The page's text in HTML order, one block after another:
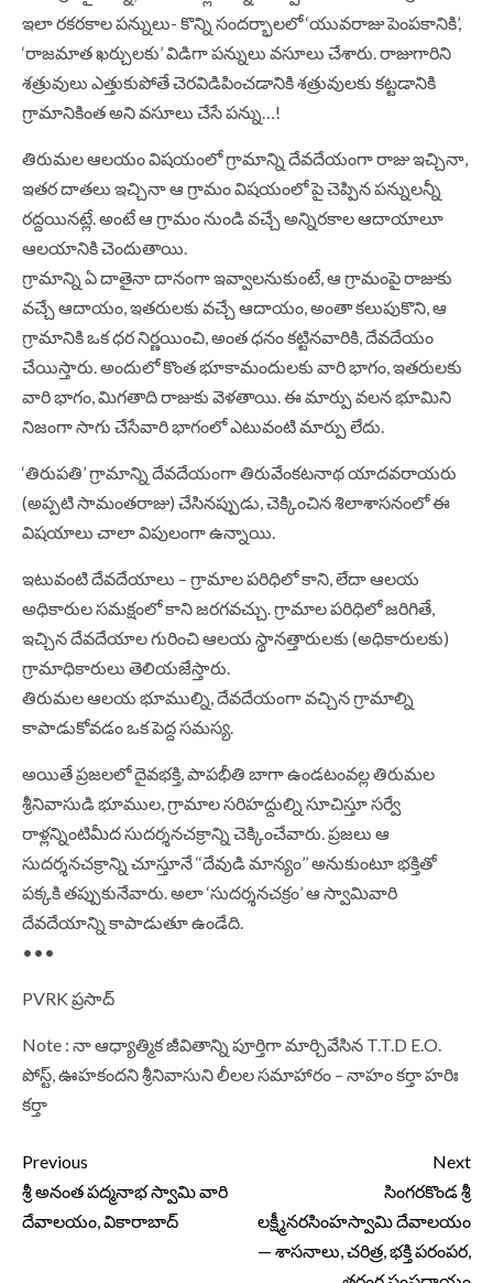
ఇలా రకరకాల పన్నులు- కొన్ని సందర్భాలలో ‘యువరాజు పెంపకానికి’,
‘రాజమాత ఖర్చులకు’ విడిగా పన్నులు వసూలు చేశారు. రాజుగారిని
శత్రువులు ఎత్తుకుపోతే చెరవిడిపించడానికి శత్రువులకు కట్టడానికి
గ్రామానికింత అని వసూలు చేసే పన్ను…!
తిరుమల ఆలయం విషయంలో గ్రామాన్ని దేవదేయంగా రాజు ఇచ్చినా,
ఇతర దాతలు ఇచ్చినా ఆ గ్రామం విషయంలో పై చెప్పిన పన్నులన్నీ
రద్దయినట్లే. అంటే ఆ గ్రామం నుండి వచ్చే అన్నిరకాల ఆదాయాలూ
ఆలయానికి చెందుతాయి.
గ్రామాన్ని ఏ దాతైనా దానంగా ఇవ్వాలనుకుంటే, ఆ గ్రామంపై రాజుకు
వచ్చే ఆదాయం, ఇతరులకు వచ్చే ఆదాయం, అంతా కలుపుకొని, ఆ
గ్రామానికి ఒక ధర నిర్ణయించి, అంత ధనం కట్టినవారికి, దేవదేయం
చేయిస్తారు. అందులో కొంత భూకామందులకు వారి భాగం, ఇతరులకు
వారి భాగం, మిగతాది రాజుకు వెళతాయి. ఈ మార్పు వలన భూమిని
నిజంగా సాగు చేసేవారి భాగంలో ఎటువంటి మార్పు లేదు.
‘తిరుపతి’ గ్రామాన్ని దేవదేయంగా తిరువేంకటనాథ యాదవరాయరు
(అప్పటి సామంతరాజు) చేసినప్పుడు, చెక్కించిన శిలాశాసనంలో ఈ
విషయాలు చాలా విపులంగా ఉన్నాయి.
ఇటువంటి దేవదేయాలు – గ్రామాల పరిధిలో కాని, లేదా ఆలయ
అధికారుల సమక్షంలో కాని జరగవచ్చు. గ్రామాల పరిధిలో జరిగితే,
ఇచ్చిన దేవదేయాల గురించి ఆలయ స్థానత్తారులకు (అధికారులకు)
గ్రామాధికారులు తెలియజేస్తారు.
తిరుమల ఆలయ భూముల్ని, దేవదేయంగా వచ్చిన గ్రామాల్ని
కాపాడుకోవడం ఒక పెద్ద సమస్య.
అయితే ప్రజలలో దైవభక్తి, పాపభీతి బాగా ఉండటంవల్ల తిరుమల
శ్రీనివాసుడి భూముల, గ్రామాల సరిహద్దుల్ని సూచిస్తూ సర్వే
రాళ్లన్నింటిమీద సుదర్శనచక్రాన్ని చెక్కించేవారు. ప్రజలు ఆ
సుదర్శనచక్రాన్ని చూస్తూనే ‘‘దేవుడి మాన్యం’’ అనుకుంటూ భక్తితో
పక్కకి తప్పుకునేవారు. అలా ‘సుదర్శనచక్రం’ ఆ స్వామివారి
దేవదేయాన్ని కాపాడుతూ ఉండేది.
•••
PVRK ప్రసాద్
Note : నా ఆధ్యాత్మిక జీవితాన్ని పూర్తిగా మార్చివేసిన T.T.D E.O.
పోస్ట్, ఊహకందని శ్రీనివాసుని లీలల సమాహారం – నాహం కర్తా హరిః
కర్తా
Continue
Reading
Previous
శ్రీ అనంత పద్మనాభ స్వామి వారి
దేవాలయం, వికారాబాద్
Next
సింగరకొండ శ్రీ
లక్ష్మీనరసింహస్వామి దేవాలయం
— శాసనాలు, చరిత్ర, భక్తి పరంపర,